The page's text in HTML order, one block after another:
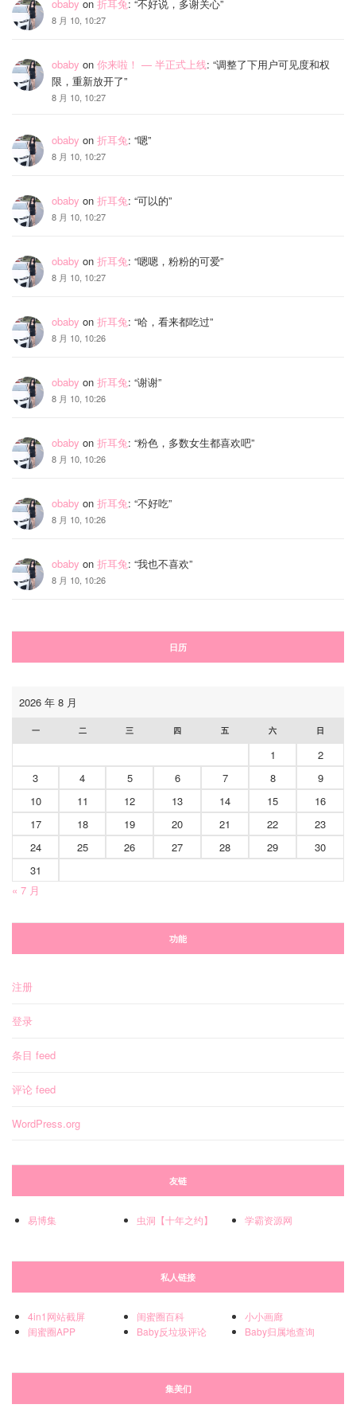
obaby on 折耳兔: “不好说，多谢关心”
8 月 10, 10:27
obaby on 你来啦！ — 半正式上线: “调整了下用户可见度和权
限，重新放开了”
8 月 10, 10:27
obaby on 折耳兔: “嗯”
8 月 10, 10:27
obaby on 折耳兔: “可以的”
8 月 10, 10:27
obaby on 折耳兔: “嗯嗯，粉粉的可爱”
8 月 10, 10:27
obaby on 折耳兔: “哈，看来都吃过”
8 月 10, 10:26
obaby on 折耳兔: “谢谢”
8 月 10, 10:26
obaby on 折耳兔: “粉色，多数女生都喜欢吧”
8 月 10, 10:26
obaby on 折耳兔: “不好吃”
8 月 10, 10:26
obaby on 折耳兔: “我也不喜欢”
8 月 10, 10:26
日历
2026 年 8 月
一 二 三 四 五 六 日
1
2
3
4 5 6 7 8
9
10
11 12 13 14 15
16
17
18 19 20 21 22
23
24
25 26 27 28 29
30
31
« 7 月
功能
注册
登录
条目 feed
评论 feed
WordPress.org
友链
易博集 虫洞【十年之约】 学霸资源网
私人链接
4in1网站截屏
闺蜜圈APP
闺蜜圈百科
Baby反垃圾评论
小小画廊
Baby归属地查询
集美们